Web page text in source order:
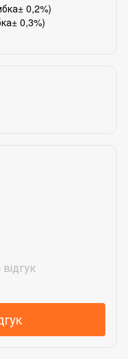
0,2%)
0,3%)